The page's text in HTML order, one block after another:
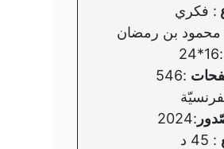
: فكري
محمود بن رمضان
:16*24
:546
:2024
: 45 د